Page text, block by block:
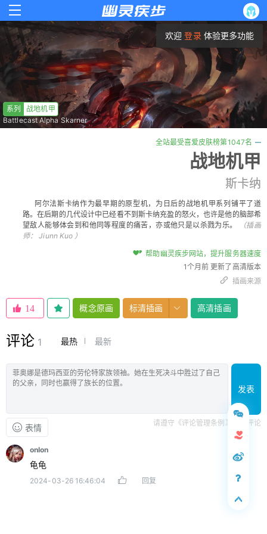
欢迎 登录 体验更多功能
Battlecast Alpha Skarner
系列 战地机甲
全站最受喜爱皮肤榜第1047名
战地机甲
斯卡纳
阿尔法斯卡纳作为最早期的原型机，为日后的战地机甲系列铺平了道
路。在后期的几代设计中已经看不到斯卡纳充盈的怒火，也许是他的脑部希
望敌人能够体会到和他同等程度的痛苦，亦或他只是以杀戮为乐。
（插画
师：Jiunn Kuo ）
帮助幽灵疾步网站，提升服务器速度
1个月前 更新了高清版本
插画来源
14 概念原画 标清插画 高清插画
评论 1 最热 最新
发表
表情 请遵守《评论管理条例》文明评论
onIon
龟龟
2024-03-26 16:46:04 回复